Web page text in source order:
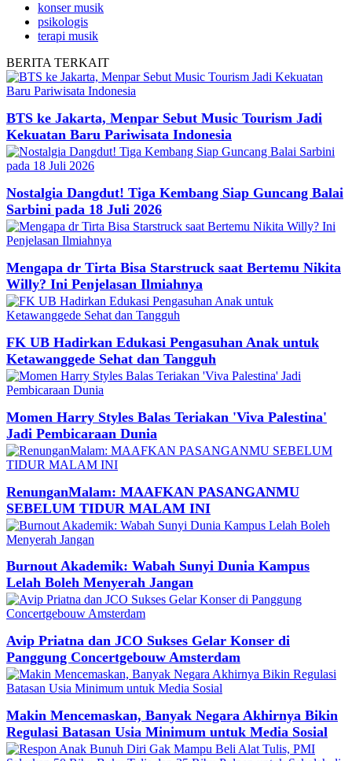
konser musik
psikologis
terapi musik
BERITA TERKAIT
BTS ke Jakarta, Menpar Sebut Music Tourism Jadi
Kekuatan Baru Pariwisata Indonesia
Nostalgia Dangdut! Tiga Kembang Siap Guncang Balai
Sarbini pada 18 Juli 2026
Mengapa dr Tirta Bisa Starstruck saat Bertemu Nikita
Willy? Ini Penjelasan Ilmiahnya
FK UB Hadirkan Edukasi Pengasuhan Anak untuk
Ketawanggede Sehat dan Tangguh
Momen Harry Styles Balas Teriakan 'Viva Palestina'
Jadi Pembicaraan Dunia
RenunganMalam: MAAFKAN PASANGANMU
SEBELUM TIDUR MALAM INI
Burnout Akademik: Wabah Sunyi Dunia Kampus
Lelah Boleh Menyerah Jangan
Avip Priatna dan JCO Sukses Gelar Konser di
Panggung Concertgebouw Amsterdam
Makin Mencemaskan, Banyak Negara Akhirnya Bikin
Regulasi Batasan Usia Minimum untuk Media Sosial